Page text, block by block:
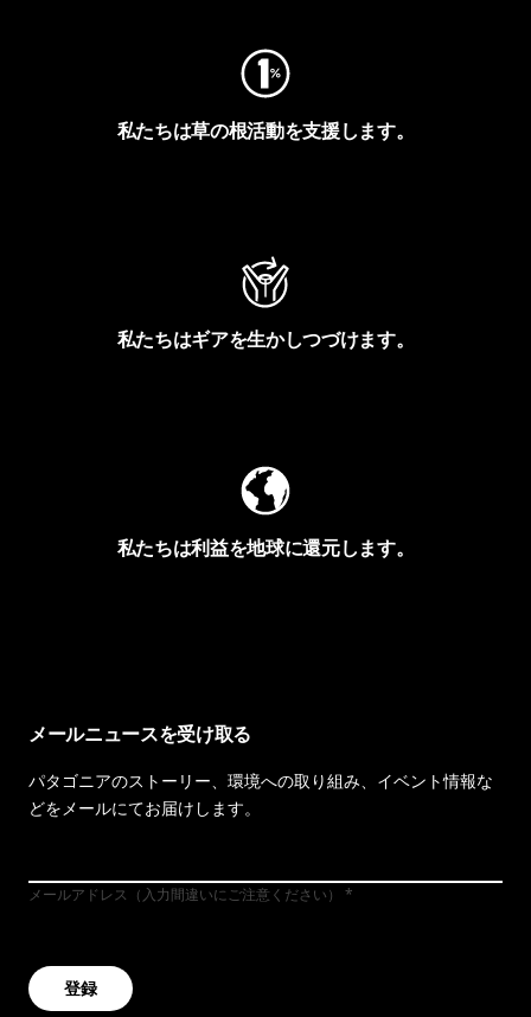
私たちは草の根活動を支援します。
私たちはギアを生かしつづけます。
私たちは利益を地球に還元します。
メールニュースを受け取る
パタゴニアのストーリー、環境への取り組み、イベント情報な
どをメールにてお届けします。
メールアドレス（入力間違いにご注意ください）
登録